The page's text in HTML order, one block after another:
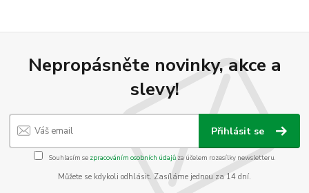
Nepropásněte novinky, akce a
slevy!
Přihlásit se
Souhlasím se zpracováním osobních údajůza účelem rozesílky newsletteru.
Můžete se kdykoli odhlásit. Zasíláme jednou za 14 dní.